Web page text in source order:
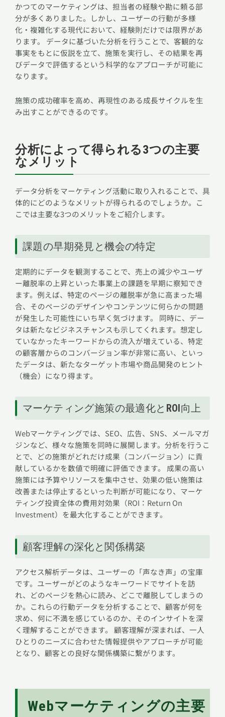
かつてのマーケティングは、担当者の経験や勘に頼る部
分が多くありました。しかし、ユーザーの行動が多様
化・複雑化する現代において、経験則だけでは限界があ
ります。 データに基づいた分析を行うことで、客観的な
事実をもとに仮説を立て、施策を実行し、その結果を再
びデータで評価するという科学的なアプローチが可能に
なります。
施策の成功確率を高め、再現性のある成長サイクルを生
み出すことができるのです。
分析によって得られる3つの主要
なメリット
データ分析をマーケティング活動に取り入れることで、具
体的にどのようなメリットが得られるのでしょうか。こ
こでは主要な3つのメリットをご紹介します。
課題の早期発見と機会の特定
定期的にデータを観測することで、売上の減少やユーザ
ー離脱率の上昇といった事業上の課題を早期に察知でき
ます。例えば、特定のページの離脱率が急に高まった場
合、そのページのデザインやコンテンツに何らかの問題
が発生した可能性にいち早く気づけます。 同時に、デー
タは新たなビジネスチャンスも示してくれます。想定し
ていなかったキーワードからの流入が増えている、特定
の顧客層からのコンバージョン率が非常に高い、といっ
たデータは、新たなターゲット市場や商品開発のヒント
（機会）になり得ます。
マーケティング施策の最適化とROI向上
Webマーケティングでは、SEO、広告、SNS、メールマガ
ジンなど、様々な施策を同時に展開します。分析を行うこ
とで、どの施策がどれだけ成果（コンバージョン）に貢
献しているかを数値で明確に評価できます。 成果の高い
施策には予算やリソースを集中させ、効果の低い施策は
改善または停止するといった判断が可能になり、マーケ
ティング投資全体の費用対効果（ROI：Return On
Investment）を最大化することができます。
顧客理解の深化と関係構築
アクセス解析データは、ユーザーの「声なき声」の宝庫
です。ユーザーがどのようなキーワードでサイトを訪
れ、どのページを熱心に読み、どこで離脱してしまうの
か。これらの行動データを分析することで、顧客が何を
求め、何に不満を感じているのか、そのインサイトを深
く理解することができます。 顧客理解が深まれば、一人
ひとりのニーズに合わせた情報提供やアプローチが可能
となり、顧客との良好な関係構築に繋がります。
Webマーケティングの主要